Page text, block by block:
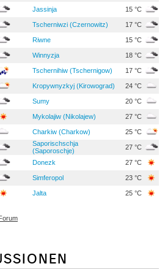
Jassinja 15 °C
Tscherniwzi (Czernowitz) 17 °C
Riwne 15 °C
Winnyzja 18 °C
Tschernihiw (Tschernigow) 17 °C
Kropywnyzkyj (Kirowograd) 24 °C
Sumy 20 °C
Mykolajiw (Nikolajew) 27 °C
Charkiw (Charkow) 25 °C
Saporischschja
(Saporoschje)
27 °C
Donezk 27 °C
Simferopol 23 °C
Jalta
25 °C